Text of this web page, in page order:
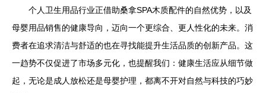
个人卫生用品行业正借助桑拿SPA木质配件的自然优势，以及
母婴用品销售的健康导向，迈向一个更综合、更人性化的未来。消
费者在追求清洁与舒适的也在寻找能提升生活品质的创新产品。这
一趋势不仅促进了市场多元化，也提醒我们：健康生活应从细节做
起，无论是成人放松还是母婴护理，都离不开对自然与科技的巧妙